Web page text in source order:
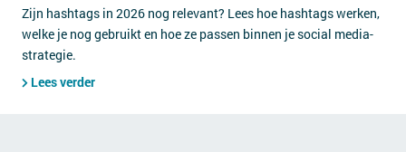
Zijn hashtags in 2026 nog relevant? Lees hoe hashtags werken,
welke je nog gebruikt en hoe ze passen binnen je social media-
strategie.
Lees verder